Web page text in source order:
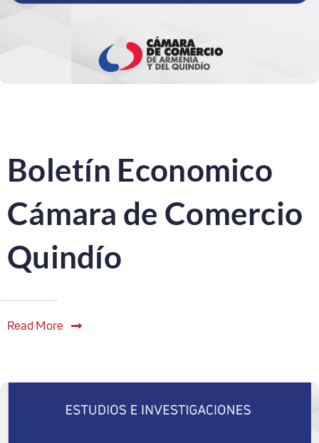
Boletín Economico
Cámara de Comercio
Quindío
Read More